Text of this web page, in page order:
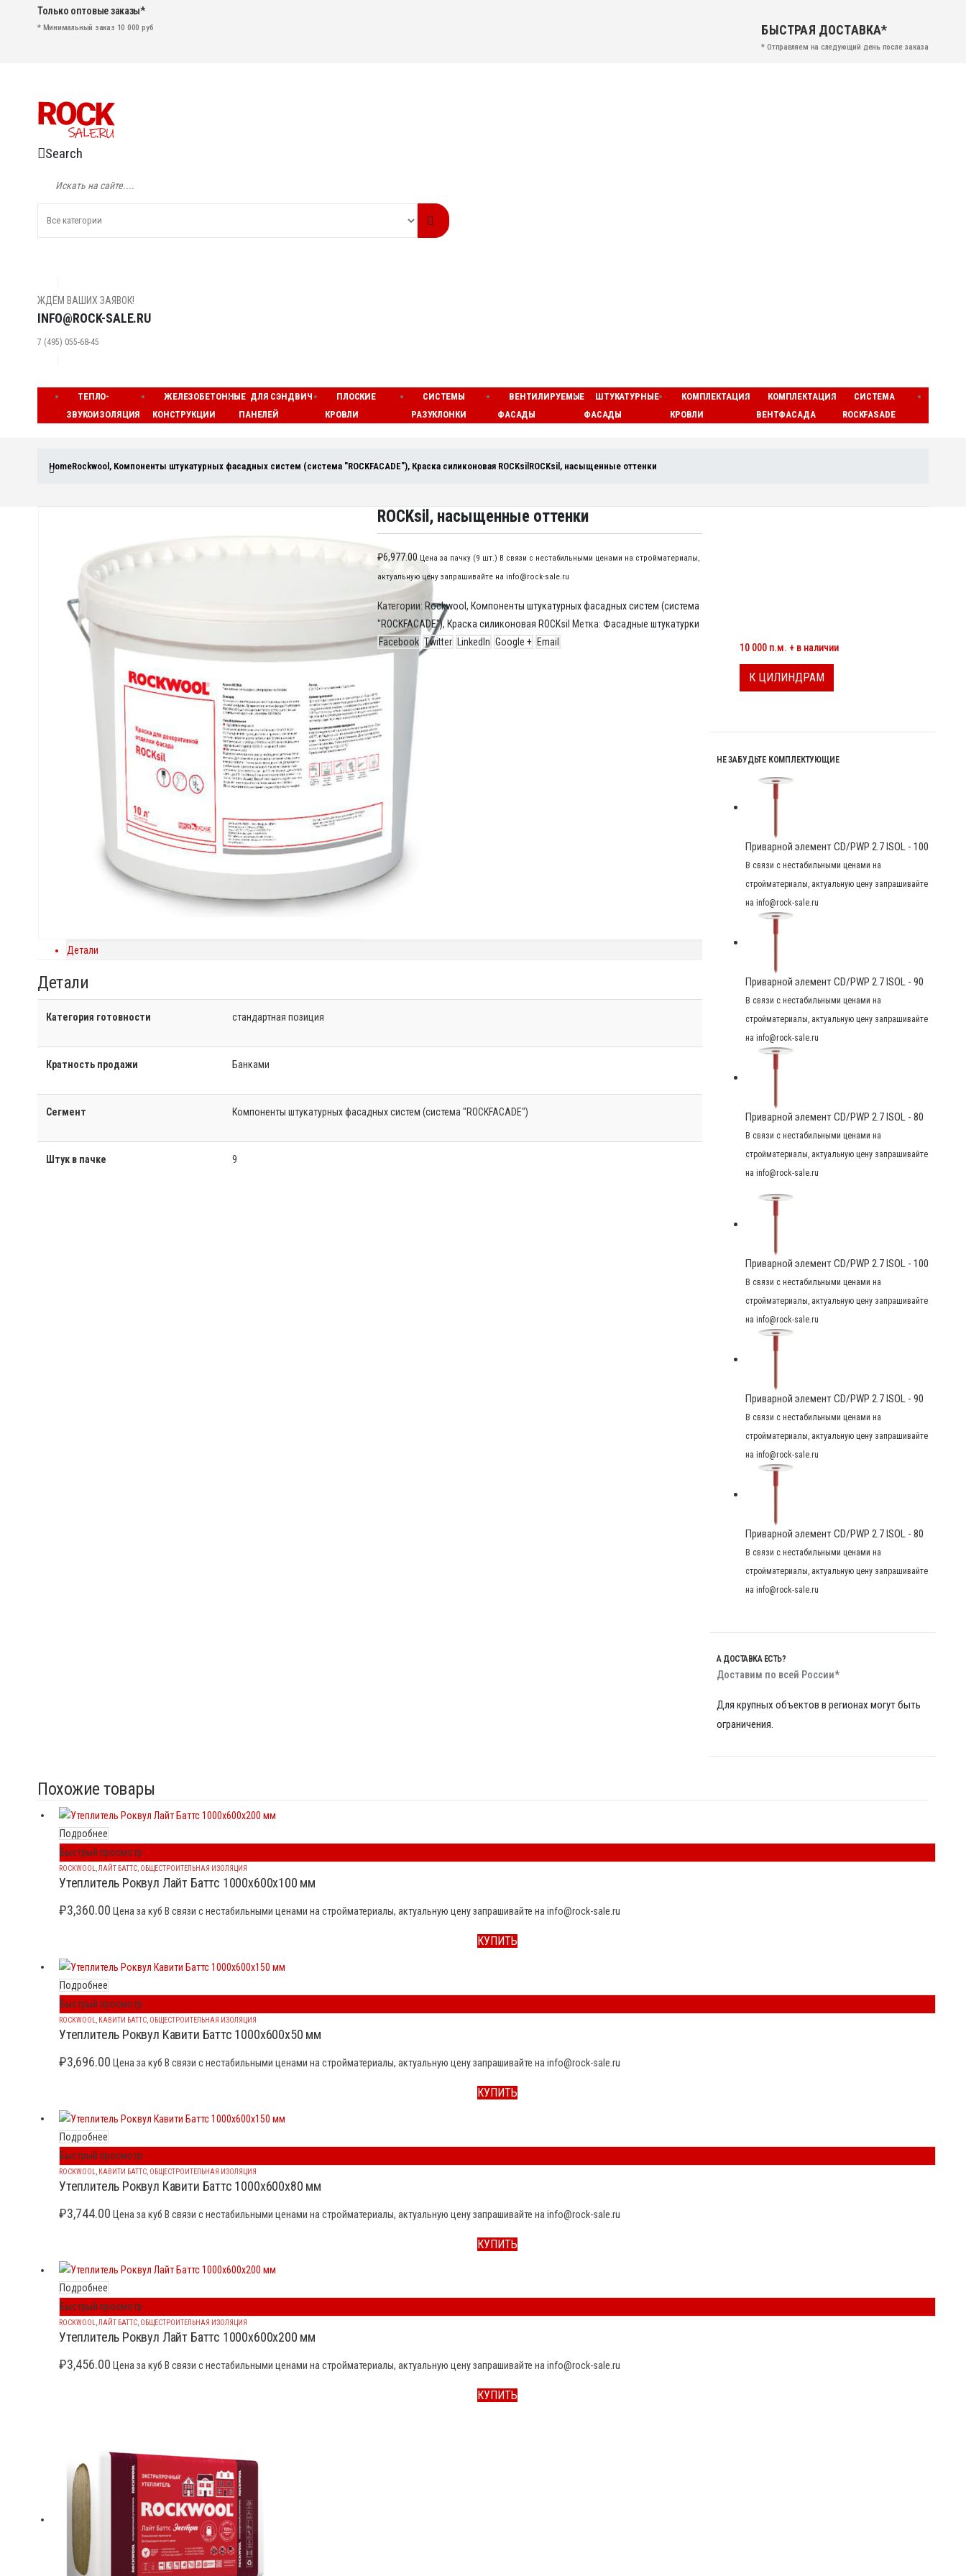
БЫСТРАЯ ДОСТАВКА*
* Отправляем на следующий день после заказа
Только оптовые заказы*
* Минимальный заказ 10 000 руб
Search
ЖДЁМ ВАШИХ ЗАЯВОК!
INFO@ROCK-SALE.RU
7 (495) 055-68-45
ТЕПЛО-
ЗВУКОИЗОЛЯЦИЯ
ЖЕЛЕЗОБЕТОННЫЕ
КОНСТРУКЦИИ
ДЛЯ СЭНДВИЧ
ПАНЕЛЕЙ
ПЛОСКИЕ
КРОВЛИ
СИСТЕМЫ
РАЗУКЛОНКИ
ВЕНТИЛИРУЕМЫЕ
ФАСАДЫ
ШТУКАТУРНЫЕ
ФАСАДЫ
КОМПЛЕКТАЦИЯ
КРОВЛИ
КОМПЛЕКТАЦИЯ
ВЕНТФАСАДА
СИСТЕМА
ROCKFASADE
HomeRockwool , Компоненты штукатурных фасадных систем (система "ROCKFACADE"), Краска силиконовая ROCKsil ROCKsil, насыщенные оттенки
ROCKsil, насыщенные оттенки
₽6,977.00Цена за пачку (9 шт.) В связи с нестабильными ценами на стройматериалы,
актуальную цену запрашивайте на info@rock-sale.ru
Категории: Rockwool , Компоненты штукатурных фасадных систем (система
"ROCKFACADE"), Краска силиконовая ROCKsil Метка: Фасадные штукатурки
Facebook Twitter LinkedIn Google + Email
Детали
Детали
Категория готовности стандартная позиция
Кратность продажи Банками
Сегмент Компоненты штукатурных фасадных систем (система "ROCKFACADE")
Штук в пачке 9
10 000 п.м. + в наличии
К ЦИЛИНДРАМ
НЕ ЗАБУДЬТЕ КОМПЛЕКТУЮЩИЕ
Приварной элемент CD/PWP 2.7 ISOL - 100
В связи с нестабильными ценами на
стройматериалы, актуальную цену запрашивайте
на info@rock-sale.ru
Приварной элемент CD/PWP 2.7 ISOL - 90
В связи с нестабильными ценами на
стройматериалы, актуальную цену запрашивайте
на info@rock-sale.ru
Приварной элемент CD/PWP 2.7 ISOL - 80
В связи с нестабильными ценами на
стройматериалы, актуальную цену запрашивайте
на info@rock-sale.ru
Приварной элемент CD/PWP 2.7 ISOL - 100
В связи с нестабильными ценами на
стройматериалы, актуальную цену запрашивайте
на info@rock-sale.ru
Приварной элемент CD/PWP 2.7 ISOL - 90
В связи с нестабильными ценами на
стройматериалы, актуальную цену запрашивайте
на info@rock-sale.ru
Приварной элемент CD/PWP 2.7 ISOL - 80
В связи с нестабильными ценами на
стройматериалы, актуальную цену запрашивайте
на info@rock-sale.ru
А ДОСТАВКА ЕСТЬ?
Доставим по всей России*
Для крупных объектов в регионах могут быть
ограничения.
Похожие товары
Подробнее
Быстрый просмотр
ROCKWOOL ЛАЙТ БАТТС ОБЩЕСТРОИТЕЛЬНАЯ ИЗОЛЯЦИЯ
Утеплитель Роквул Лайт Баттс 1000x600x100 мм
₽3,360.00 Цена за куб В связи с нестабильными ценами на стройматериалы, актуальную цену запрашивайте на info@rock-sale.ru
КУПИТЬ
Подробнее
Быстрый просмотр
ROCKWOOL КАВИТИ БАТТС ОБЩЕСТРОИТЕЛЬНАЯ ИЗОЛЯЦИЯ
Утеплитель Роквул Кавити Баттс 1000x600x50 мм
₽3,696.00 Цена за куб В связи с нестабильными ценами на стройматериалы, актуальную цену запрашивайте на info@rock-sale.ru
КУПИТЬ
Подробнее
Быстрый просмотр
ROCKWOOL КАВИТИ БАТТС ОБЩЕСТРОИТЕЛЬНАЯ ИЗОЛЯЦИЯ
Утеплитель Роквул Кавити Баттс 1000x600x80 мм
₽3,744.00 Цена за куб В связи с нестабильными ценами на стройматериалы, актуальную цену запрашивайте на info@rock-sale.ru
КУПИТЬ
Подробнее
Быстрый просмотр
ROCKWOOL,ЛАЙТ БАТТС, ОБЩЕСТРОИТЕЛЬНАЯ ИЗОЛЯЦИЯ
Утеплитель Роквул Лайт Баттс 1000x600x200 мм
₽3,456.00 Цена за куб В связи с нестабильными ценами на стройматериалы, актуальную цену запрашивайте на info@rock-sale.ru
КУПИТЬ